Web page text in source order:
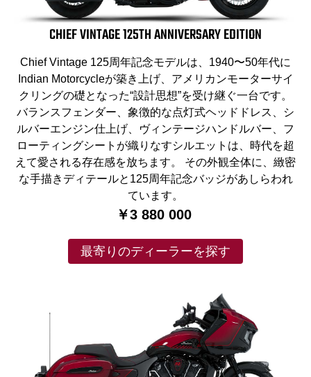
CHIEF VINTAGE 125TH ANNIVERSARY EDITION
Chief Vintage 125周年記念モデルは、1940〜50年代に
Indian Motorcycleが築き上げ、アメリカンモーターサイ
クリングの礎となった“設計思想”を受け継ぐ一台です。
バランスフェンダー、象徴的な点灯式ヘッドドレス、シ
ルバーエンジン仕上げ、ヴィンテージハンドルバー、フ
ローティングシートが織りなすシルエットは、時代を超
えて愛される存在感を放ちます。 その外観全体に、緻密
な手描きディテールと125周年記念バッジがあしらわれ
ています。
￥3 880 000
最寄りのディーラーを探す